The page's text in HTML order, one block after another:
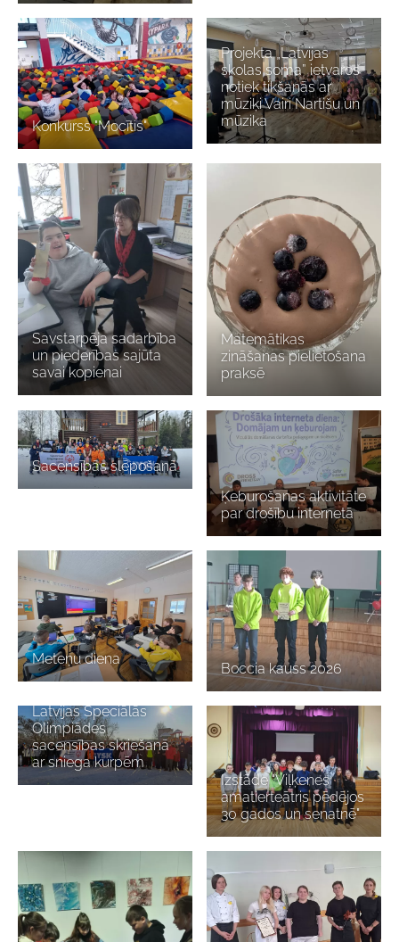
Konkurss "Mocītis"
Projekta „Latvijas
skolas soma” ietvaros
notiek tikšanās ar
mūziķi Vairi Nartišu un
mūzika
Savstarpēja sadarbība
un piederības sajūta
savai kopienai
Matemātikas
zināšanas pielietošana
praksē
Sacensībās slēpošanā
Ķeburošanas aktivitāte
par drošību internetā
Meteņu diena
Boccia kauss 2026
Latvijas Speciālās
Olimpiādes
sacensības skriešanā
ar sniega kurpēm
Izstāde "Viļķenes
amatierteātris pēdējos
30 gados un senatnē"